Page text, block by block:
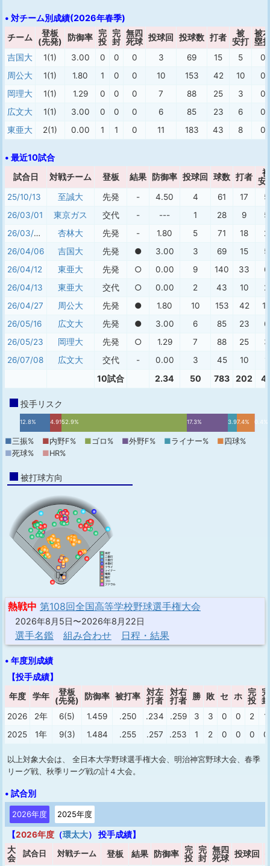
• 対チーム別成績(2026年春季)
チーム
登板
(先発)
防御率
完
投
完
封
無四
死球 投球回 投球数 打者
被
安打
被
塁
吉国大
1(1) 3.00 0 0 0 3 69 15 5
0
周公大
1(1) 1.80 1 0 0 10 153 42 10
0
岡理大
1(1) 1.29 0 0 0 7 88 25 3
0
広文大
1(1) 3.00 0 0 0 6 85 23 6
0
東亜大
2(1) 0.00 1 1 0 11 183 43 8 0
• 最近10試合
試合日 対戦チーム 登板 結果 防御率 投球回 球数 打者
被
安
25/10/13
至誠大 先発 - 4.50 4 61 17
5
26/03/01
東京ガス 交代 - --- 1 28 9
5
26/03/04
杏林大 先発 - 1.80 5 71 18
2
26/04/06
吉国大 先発 ● 3.00 3 69 15
5
26/04/12
東亜大 先発 ○ 0.00 9 140 33
6
26/04/13
東亜大 交代 ○ 0.00 2 43 10
2
26/04/27
周公大 先発 ● 1.80 10 153 42
26/05/16
広文大 先発 ● 3.00 6 85 23
6
26/05/23
岡理大 先発 ○ 1.29 7 88 25
3
26/07/08
広文大 交代 - 0.00 3 45 10 1
10試合 2.34 50 783 202
投手リスク
12.8% 4.9%52.9% 17.3% 3.9%7.4% 0.4%
■三振% ■内野F% ■ゴロ% ■外野F% ■ライナー% ■ 四球%
■死球% ■HR%
被打球方向
熱戦中 第108回全国高等学校野球選手権大会
2026年8月5日〜2026年8月22日
選手名鑑 組み合わせ 日程・結果
• 年度別成績
【投手成績】
年度
学年
登板
(先発)
防御率 被打率
対左
打者
対右
打者
勝 敗 セ ホ
完
投
完
封
2026
2年 6(5) 1.459 .250 .234 .259 3 3 0 0 2
1
2025
1年 9(3) 1.484 .255 .257 .253 1 2 0 0 0 0
以上対象大会は、 全日本大学野球選手権大会、明治神宮野球大会、春季
リーグ戦、秋季リーグ戦の計４大会。
• 試合別
2026年度 2025年度
【2026年度 （環太大） 投手成績】
大
会
試合日 対戦チーム 登板 結果 防御率
完
投
完
封
無四
死球 投球回